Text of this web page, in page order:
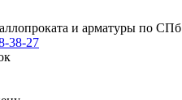
и арматуры по СПб
38-27